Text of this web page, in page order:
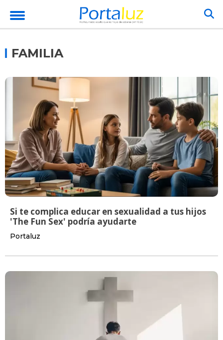
FAMILIA
Si te complica educar en sexualidad a tus hijos
'The Fun Sex' podría ayudarte
Portaluz